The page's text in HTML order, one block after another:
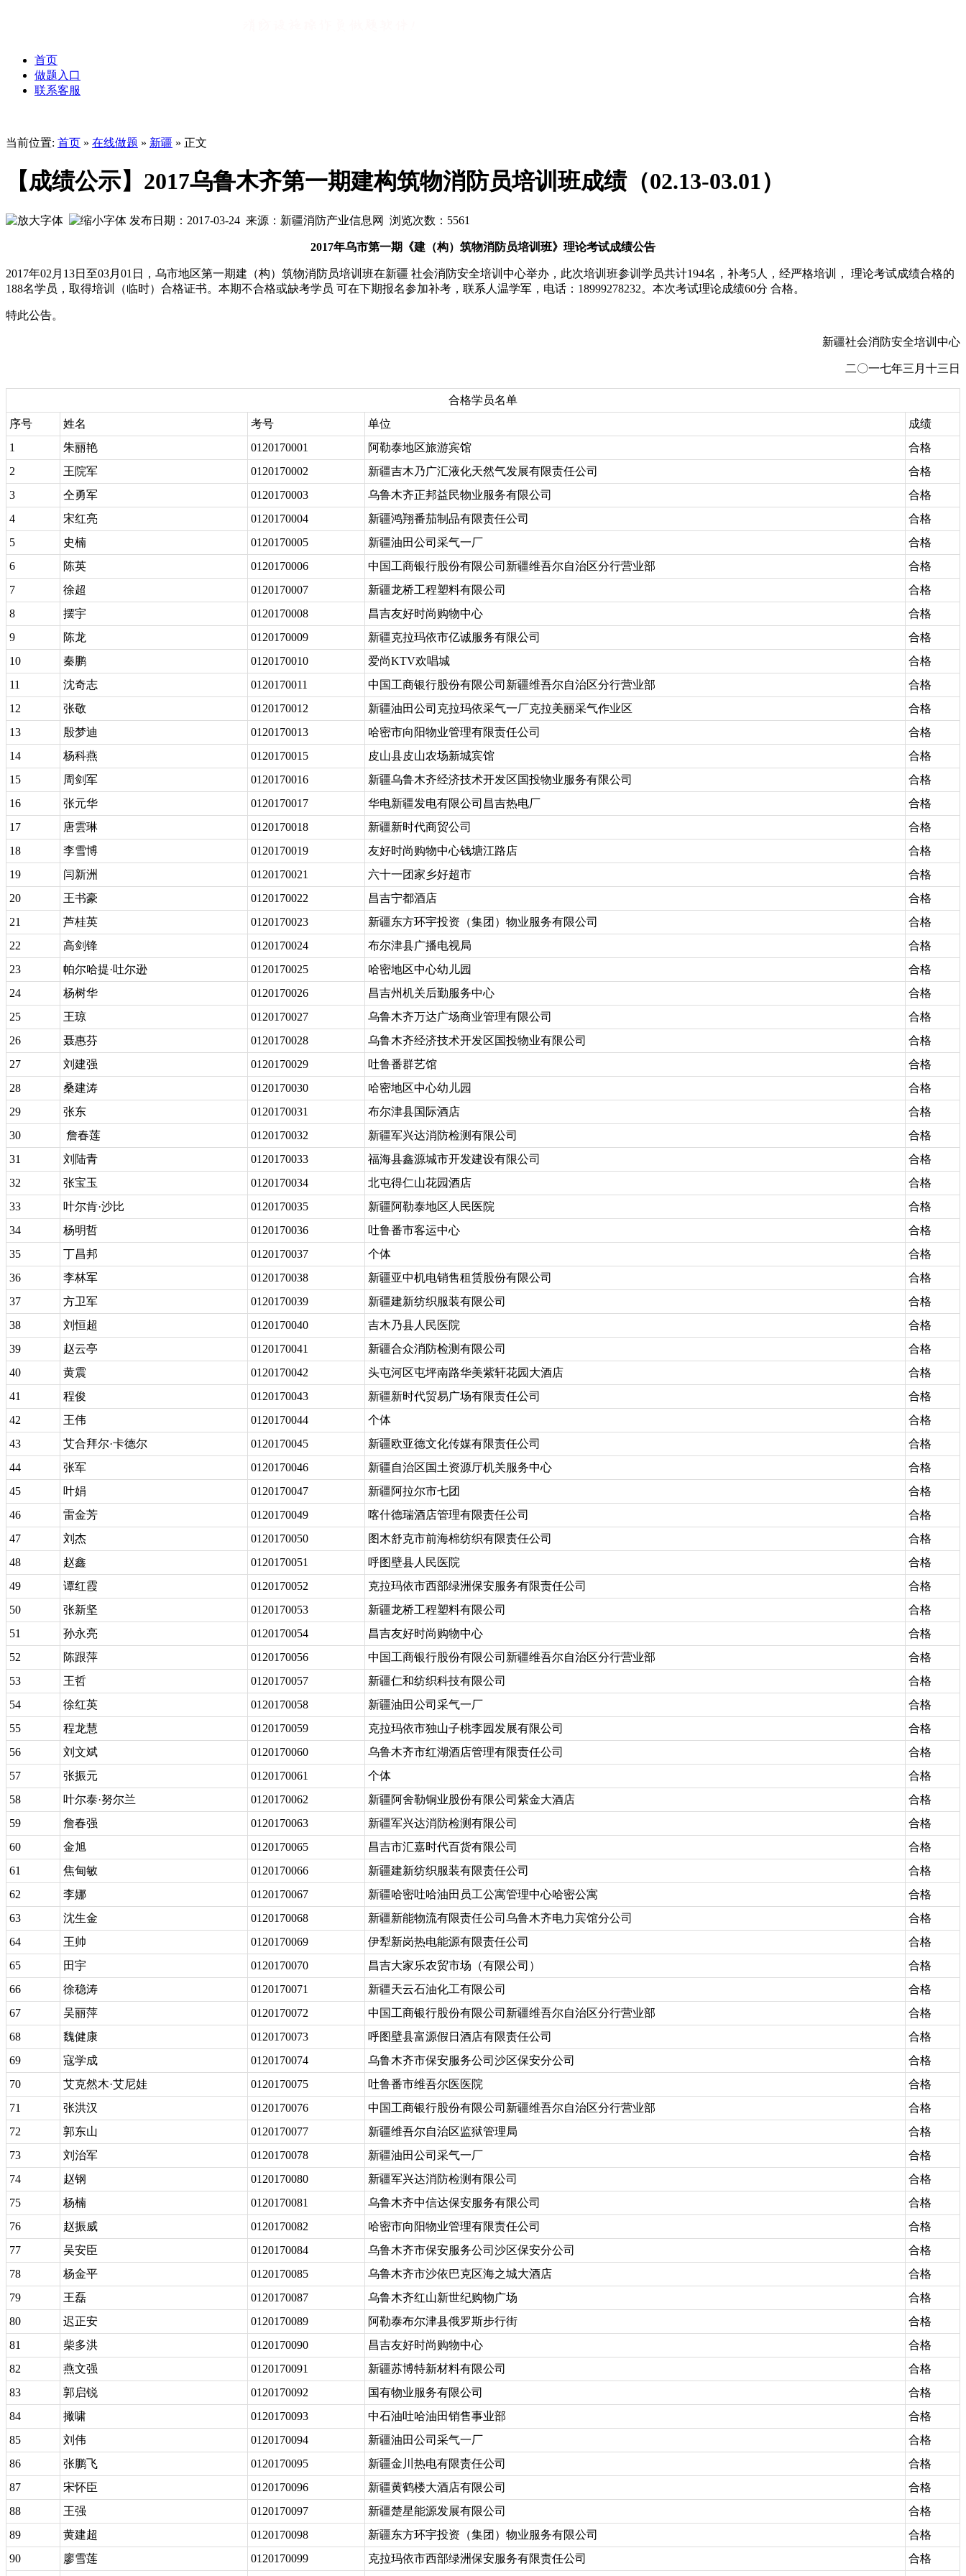
首页
做题入口
联系客服
当前位置: 首页 » 在线做题 » 新疆 » 正文
【成绩公示】2017乌鲁木齐第一期建构筑物消防员培训班成绩（02.13-03.01）
发布日期：2017-03-24 来源：新疆消防产业信息网 浏览次数： 5561
2017年乌市第一期《建（构）筑物消防员培训班》理论考试成绩公告
2017年02月13日至03月01日，乌市地区第一期建（构）筑物消防员培训班在新疆 社会消防安全培训中心举办，此次培训班参训学员共计194名，补考5人，经严格培训， 理论考试成绩合格的
188名学员，取得培训（临时）合格证书。本期不合格或缺考学员 可在下期报名参加补考，联系人温学军，电话：18999278232。本次考试理论成绩60分 合格。
特此公告。
新疆社会消防安全培训中心
二〇一七年三月十三日
合格学员名单
序号
姓名 考号 单位
成绩
1
朱丽艳 0120170001 阿勒泰地区旅游宾馆
合格
2
王院军 0120170002 新疆吉木乃广汇液化天然气发展有限责任公司
合格
3
仝勇军 0120170003 乌鲁木齐正邦益民物业服务有限公司
合格
4
宋红亮 0120170004 新疆鸿翔番茄制品有限责任公司
合格
5
史楠 0120170005 新疆油田公司采气一厂
合格
6
陈英 0120170006 中国工商银行股份有限公司新疆维吾尔自治区分行营业部
合格
7
徐超 0120170007 新疆龙桥工程塑料有限公司
合格
8
摆宇 0120170008 昌吉友好时尚购物中心
合格
9
陈龙 0120170009 新疆克拉玛依市亿诚服务有限公司
合格
10
秦鹏 0120170010 爱尚KTV欢唱城
合格
11
沈奇志 0120170011 中国工商银行股份有限公司新疆维吾尔自治区分行营业部
合格
12
张敬 0120170012 新疆油田公司克拉玛依采气一厂克拉美丽采气作业区
合格
13
殷梦迪 0120170013 哈密市向阳物业管理有限责任公司
合格
14
杨科燕 0120170015 皮山县皮山农场新城宾馆
合格
15
周剑军 0120170016 新疆乌鲁木齐经济技术开发区国投物业服务有限公司
合格
16
张元华 0120170017 华电新疆发电有限公司昌吉热电厂
合格
17
唐雲琳 0120170018 新疆新时代商贸公司
合格
18
李雪博 0120170019 友好时尚购物中心钱塘江路店
合格
19
闫新洲 0120170021 六十一团家乡好超市
合格
20
王书豪 0120170022 昌吉宁都酒店
合格
21
芦桂英 0120170023 新疆东方环宇投资（集团）物业服务有限公司
合格
22
高剑锋 0120170024 布尔津县广播电视局
合格
23
帕尔哈提·吐尔逊 0120170025 哈密地区中心幼儿园
合格
24
杨树华 0120170026 昌吉州机关后勤服务中心
合格
25
王琼 0120170027 乌鲁木齐万达广场商业管理有限公司
合格
26
聂惠芬 0120170028 乌鲁木齐经济技术开发区国投物业有限公司
合格
27
刘建强 0120170029 吐鲁番群艺馆
合格
28
桑建涛 0120170030 哈密地区中心幼儿园
合格
29
张东 0120170031 布尔津县国际酒店
合格
30
詹春莲 0120170032 新疆军兴达消防检测有限公司
合格
31
刘陆青 0120170033 福海县鑫源城市开发建设有限公司
合格
32
张宝玉 0120170034 北屯得仁山花园酒店
合格
33
叶尔肯·沙比 0120170035 新疆阿勒泰地区人民医院
合格
34
杨明哲 0120170036 吐鲁番市客运中心
合格
35
丁昌邦 0120170037 个体
合格
36
李林军 0120170038 新疆亚中机电销售租赁股份有限公司
合格
37
方卫军 0120170039 新疆建新纺织服装有限公司
合格
38
刘恒超 0120170040 吉木乃县人民医院
合格
39
赵云亭 0120170041 新疆合众消防检测有限公司
合格
40
黄震 0120170042 头屯河区屯坪南路华美紫轩花园大酒店
合格
41
程俊 0120170043 新疆新时代贸易广场有限责任公司
合格
42
王伟 0120170044 个体
合格
43
艾合拜尔·卡德尔 0120170045 新疆欧亚德文化传媒有限责任公司
合格
44
张军 0120170046 新疆自治区国土资源厅机关服务中心
合格
45
叶娟 0120170047 新疆阿拉尔市七团
合格
46
雷金芳 0120170049 喀什德瑞酒店管理有限责任公司
合格
47
刘杰 0120170050 图木舒克市前海棉纺织有限责任公司
合格
48
赵鑫 0120170051 呼图壁县人民医院
合格
49
谭红霞 0120170052 克拉玛依市西部绿洲保安服务有限责任公司
合格
50
张新坚 0120170053 新疆龙桥工程塑料有限公司
合格
51
孙永亮 0120170054 昌吉友好时尚购物中心
合格
52
陈跟萍 0120170056 中国工商银行股份有限公司新疆维吾尔自治区分行营业部
合格
53
王哲 0120170057 新疆仁和纺织科技有限公司
合格
54
徐红英 0120170058 新疆油田公司采气一厂
合格
55
程龙慧 0120170059 克拉玛依市独山子桃李园发展有限公司
合格
56
刘文斌 0120170060 乌鲁木齐市红湖酒店管理有限责任公司
合格
57
张振元 0120170061 个体
合格
58
叶尔泰·努尔兰 0120170062 新疆阿舍勒铜业股份有限公司紫金大酒店
合格
59
詹春强 0120170063 新疆军兴达消防检测有限公司
合格
60
金旭 0120170065 昌吉市汇嘉时代百货有限公司
合格
61
焦甸敏 0120170066 新疆建新纺织服装有限责任公司
合格
62
李娜 0120170067 新疆哈密吐哈油田员工公寓管理中心哈密公寓
合格
63
沈生金 0120170068 新疆新能物流有限责任公司乌鲁木齐电力宾馆分公司
合格
64
王帅 0120170069 伊犁新岗热电能源有限责任公司
合格
65
田宇 0120170070 昌吉大家乐农贸市场（有限公司）
合格
66
徐稳涛 0120170071 新疆天云石油化工有限公司
合格
67
吴丽萍 0120170072 中国工商银行股份有限公司新疆维吾尔自治区分行营业部
合格
68
魏健康 0120170073 呼图壁县富源假日酒店有限责任公司
合格
69
寇学成 0120170074 乌鲁木齐市保安服务公司沙区保安分公司
合格
70
艾克然木·艾尼娃 0120170075 吐鲁番市维吾尔医医院
合格
71
张洪汉 0120170076 中国工商银行股份有限公司新疆维吾尔自治区分行营业部
合格
72
郭东山 0120170077 新疆维吾尔自治区监狱管理局
合格
73
刘治军 0120170078 新疆油田公司采气一厂
合格
74
赵钢 0120170080 新疆军兴达消防检测有限公司
合格
75
杨楠 0120170081 乌鲁木齐中信达保安服务有限公司
合格
76
赵振威 0120170082 哈密市向阳物业管理有限责任公司
合格
77
吴安臣 0120170084 乌鲁木齐市保安服务公司沙区保安分公司
合格
78
杨金平 0120170085 乌鲁木齐市沙依巴克区海之城大酒店
合格
79
王磊 0120170087 乌鲁木齐红山新世纪购物广场
合格
80
迟正安 0120170089 阿勒泰布尔津县俄罗斯步行街
合格
81
柴多洪 0120170090 昌吉友好时尚购物中心
合格
82
燕文强 0120170091 新疆苏博特新材料有限公司
合格
83
郭启锐 0120170092 国有物业服务有限公司
合格
84
撖啸 0120170093 中石油吐哈油田销售事业部
合格
85
刘伟 0120170094 新疆油田公司采气一厂
合格
86
张鹏飞 0120170095 新疆金川热电有限责任公司
合格
87
宋怀臣 0120170096 新疆黄鹤楼大酒店有限公司
合格
88
王强 0120170097 新疆楚星能源发展有限公司
合格
89
黄建超 0120170098 新疆东方环宇投资（集团）物业服务有限公司
合格
90
廖雪莲 0120170099 克拉玛依市西部绿洲保安服务有限责任公司
合格